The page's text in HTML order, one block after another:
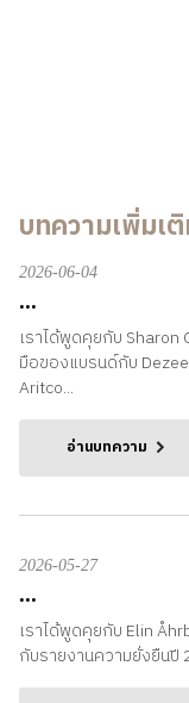
บทความเพิ่มเ
2026-06-04
...
เราได้พูดคุยกับ
มือของแบรนด์กับ
Aritco...
อ่านบทความ
2026-05-27
...
เราได้พูดคุยกับ Elin
กับรายงานความยั่งยืนปี